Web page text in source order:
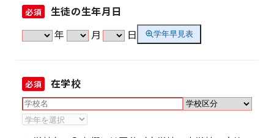
必須
生徒の生年月日
年
月 日 学年早見表
必須 在学校